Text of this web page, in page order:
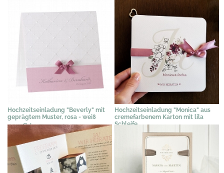
Hochzeitseinladung "Beverly" mit
geprägtem Muster, rosa - weiß
1,94 €*
Hochzeitseinladung "Monica" aus
cremefarbenem Karton mit lila
Schleife